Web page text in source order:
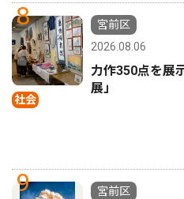
8
社会
宮前区
2026.08.06
力作350点を展
展」
9
宮前区